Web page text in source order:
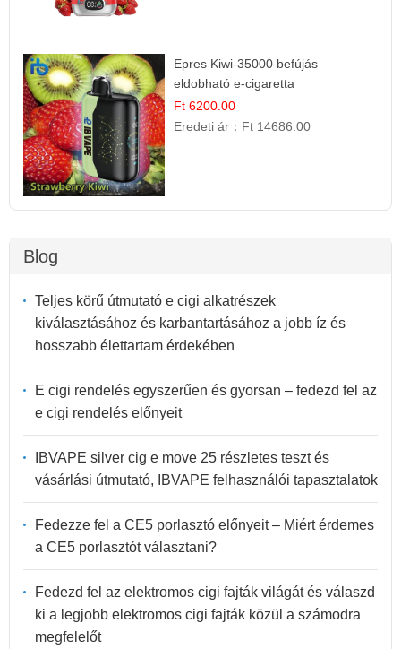
Epres Kiwi-35000 befújás
eldobható e-cigaretta
Ft 6200.00
Eredeti ár： Ft 14686.00
Blog
Teljes körű útmutató e cigi alkatrészek
kiválasztásához és karbantartásához a jobb íz és
hosszabb élettartam érdekében
E cigi rendelés egyszerűen és gyorsan – fedezd fel az
e cigi rendelés előnyeit
IBVAPE silver cig e move 25 részletes teszt és
vásárlási útmutató, IBVAPE felhasználói tapasztalatok
Fedezze fel a CE5 porlasztó előnyeit – Miért érdemes
a CE5 porlasztót választani?
Fedezd fel az elektromos cigi fajták világát és válaszd
ki a legjobb elektromos cigi fajták közül a számodra
megfelelőt